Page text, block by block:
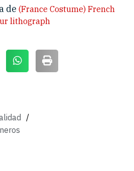
de (France Costume) French
lithograph
/